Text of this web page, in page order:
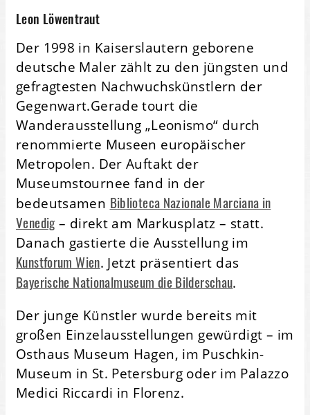
Leon Löwentraut
Der 1998 in Kaiserslautern geborene
deutsche Maler zählt zu den jüngsten und
gefragtesten Nachwuchskünstlern der
Gegenwart.Gerade tourt die
Wanderausstellung „Leonismo“ durch
renommierte Museen europäischer
Metropolen. Der Auftakt der
Museumstournee fand in der
bedeutsamen Biblioteca Nazionale Marciana in
Venedig– direkt am Markusplatz – statt.
Danach gastierte die Ausstellung im
Kunstforum Wien. Jetzt präsentiert das
Bayerische Nationalmuseum die Bilderschau.
Der junge Künstler wurde bereits mit
großen Einzelausstellungen gewürdigt – im
Osthaus Museum Hagen, im Puschkin-
Museum in St. Petersburg oder im Palazzo
Medici Riccardi in Florenz.